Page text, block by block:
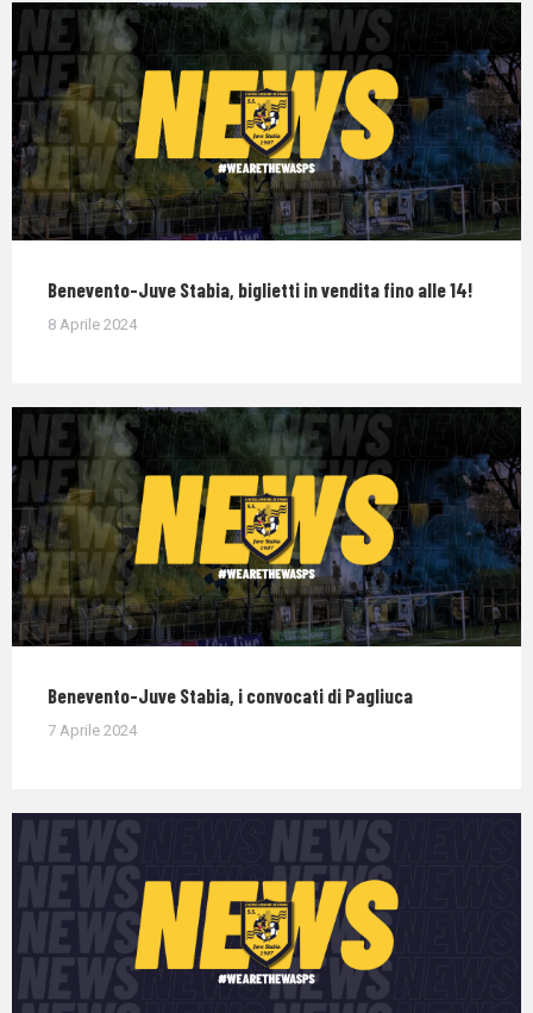
Benevento-Juve Stabia, biglietti in vendita fino alle 14!
8 Aprile 2024
Benevento-Juve Stabia, i convocati di Pagliuca
7 Aprile 2024